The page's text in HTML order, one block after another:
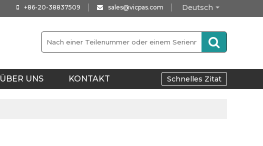
Deutsch
+86-20-38837509 sales@vicpas.com
ÜBER UNS KONTAKT Schnelles Zitat